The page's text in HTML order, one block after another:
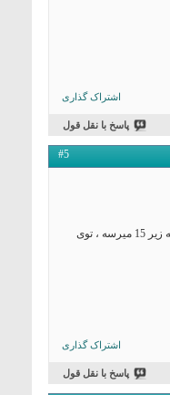
else
delay(50);
اشتراک گذاری
پاسخ با نقل قول
#5
مشکلم اینه که وقتی فرکانس میدم ،از 1 هرتز تا فرکانس 15 هرتز ، آردوینو قاطی میکنه!! یعنی اگه بالای 15 هرتز فرکانس بدم همه چیز طبق روال پیش میره و درسته اما وقتی فرکانس به زیر 15 میرسه ، توی
اشتراک گذاری
پاسخ با نقل قول